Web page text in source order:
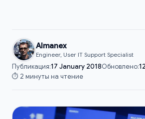
Almanex
Engineer, User IT Support Specialist
Публикация:17 January 2018Обновлено:
⏱️ 2 минуты на чтение